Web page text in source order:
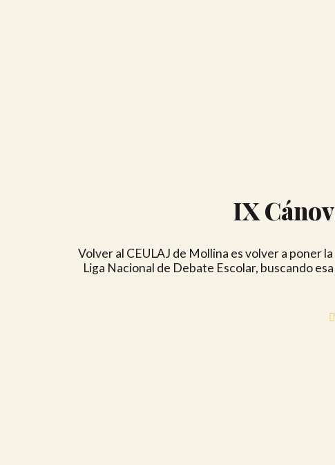
IX
Volver al CEULAJ de Mollina es volver a poner
Liga Nacional de Debate Escolar, buscando